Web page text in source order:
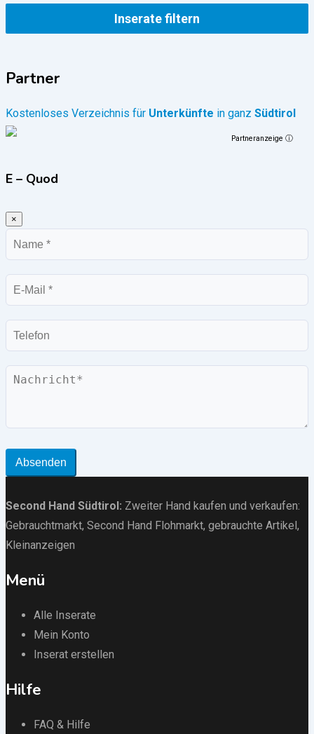
Inserate filtern
Partner
Kostenloses Verzeichnis für Unterkünfte in ganz Südtirol
Partneranzeige ⓘ
E – Quod
×
Name
E-
Mail
Telefon
Nachricht
Absenden
Second Hand Südtirol : Zweiter Hand kaufen und verkaufen:
Gebrauchtmarkt, Second Hand Flohmarkt, gebrauchte Artikel ,
Kleinanzeigen
Menü
Alle Inserate
Mein Konto
Inserat erstellen
Hilfe
FAQ & Hilfe